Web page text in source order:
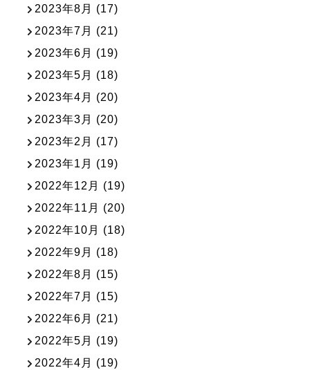
2023年8月 (17)
2023年7月 (21)
2023年6月 (19)
2023年5月 (18)
2023年4月 (20)
2023年3月 (20)
2023年2月 (17)
2023年1月 (19)
2022年12月 (19)
2022年11月 (20)
2022年10月 (18)
2022年9月 (18)
2022年8月 (15)
2022年7月 (15)
2022年6月 (21)
2022年5月 (19)
2022年4月 (19)